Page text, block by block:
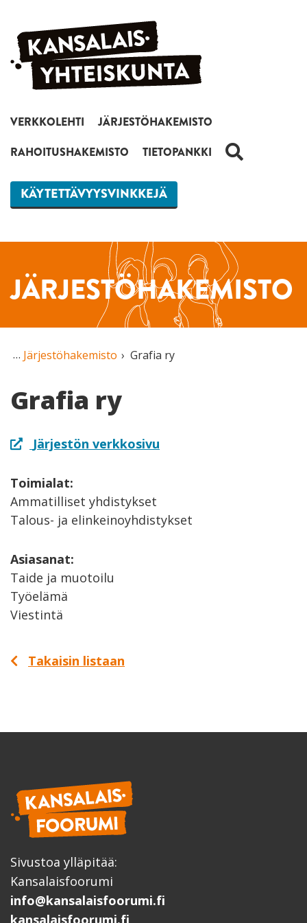
Siirry sisältöön
VERKKOLEHTI
JÄRJESTÖHAKEMISTO
RAHOITUSHAKEMISTO
TIETOPANKKI HAKU
KÄYTETTÄVYYSVINKKEJÄ
JÄRJESTÖHAKEMISTO
Järjestöhakemisto Grafia ry
Grafia ry
Järjestön verkkosivu
Toimialat:
Ammatilliset yhdistykset
Talous- ja elinkeinoyhdistykset
Asiasanat:
Taide ja muotoilu
Työelämä
Viestintä
Takaisin listaan
Sivustoa ylläpitää:
Kansalaisfoorumi
info@kansalaisfoorumi.fi